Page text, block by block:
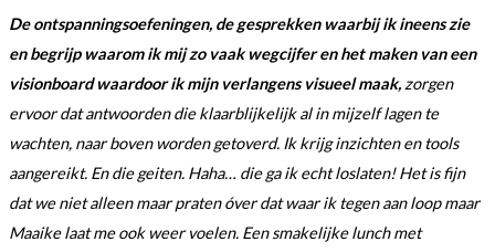
De ontspanningsoefeningen, de gesprekken waarbij ik ineens zie
en begrijp waarom ik mij zo vaak wegcijfer en het maken van een
visionboard waardoor ik mijn verlangens visueel maak, zorgen
ervoor dat antwoorden die klaarblijkelijk al in mijzelf lagen te
wachten, naar boven worden getoverd. Ik krijg inzichten en tools
aangereikt. En die geiten. Haha… die ga ik echt loslaten! Het is fijn
dat we niet alleen maar praten óver dat waar ik tegen aan loop maar
Maaike laat me ook weer voelen. Een smakelijke lunch met